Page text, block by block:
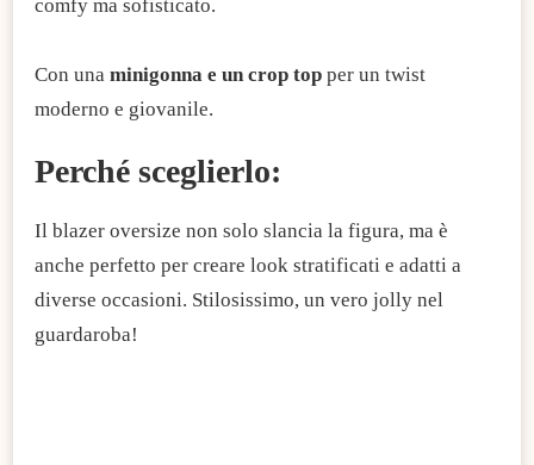
comfy ma sofisticato.
Con una minigonna e un crop top per un twist
moderno e giovanile.
Perché sceglierlo:
Il blazer oversize non solo slancia la figura, ma è
anche perfetto per creare look stratificati e adatti a
diverse occasioni. Stilosissimo, un vero jolly nel
guardaroba!